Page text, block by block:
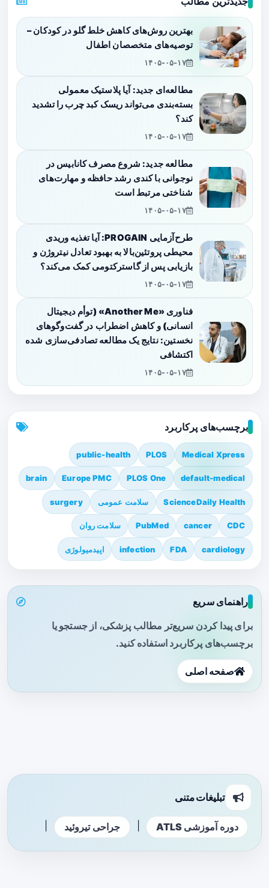
بهترین روش‌های کاهش خلط گلو در کودکان –
توصیه‌های متخصصان اطفال
۱۴۰۵-۰۵-۱۷
مطالعه‌ای جدید: آیا پلاستیک معمولی
بسته‌بندی می‌تواند ریسک کبد چرب را تشدید
کند؟
۱۴۰۵-۰۵-۱۷
مطالعه جدید: شروع مصرف کانابیس در
نوجوانی با کندی رشد حافظه و مهارت‌های
شناختی مرتبط است
۱۴۰۵-۰۵-۱۷
طرح‌آزمایی PROGAIN: آیا تغذیه وریدی
محیطی پروتئین‌بالا به بهبود تعادل نیتروژن و
بازیابی پس از گاسترکتومی کمک می‌کند؟
۱۴۰۵-۰۵-۱۷
فناوری «Another Me» (توأم دیجیتال
انسانی) و کاهش اضطراب در گفت‌وگوهای
نخستین: نتایج یک مطالعه تصادفی‌سازی شده
اکتشافی
۱۴۰۵-۰۵-۱۷
برچسب‌های پرکاربرد
Medical Xpress
PLOS
public-health
default-medical
PLOS One
Europe PMC
brain
ScienceDaily Health سلامت عمومی surgery
CDC
cancer
PubMed سلامت روان
cardiology
FDA
infection اپیدمیولوژی
راهنمای سریع
برای پیدا کردن سریع‌تر مطالب پزشکی، از جستجو یا
برچسب‌های پرکاربرد استفاده کنید.
صفحه اصلی
تبلیغات متنی
دوره آموزشی ATLS جراحی تیروئید